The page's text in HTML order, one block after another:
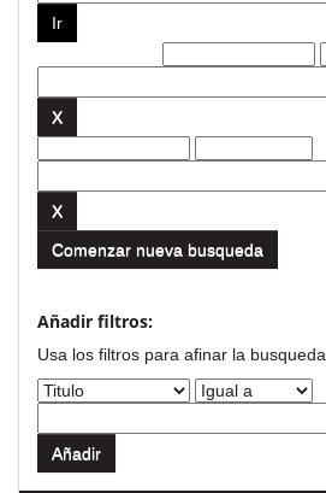
Comenzar nueva busqueda
Añadir filtros:
Usa los filtros para afinar la busqueda.